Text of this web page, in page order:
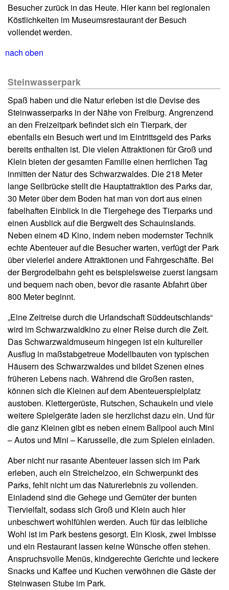
Besucher zurück in das Heute. Hier kann bei regionalen
Köstlichkeiten im Museumsrestaurant der Besuch
vollendet werden.
nach oben
Steinwasserpark
Spaß haben und die Natur erleben ist die Devise des
Steinwasserparks in der Nähe von Freiburg. Angrenzend
an den Freizeitpark befindet sich ein Tierpark, der
ebenfalls ein Besuch wert und im Eintrittsgeld des Parks
bereits enthalten ist. Die vielen Attraktionen für Groß und
Klein bieten der gesamten Familie einen herrlichen Tag
inmitten der Natur des Schwarzwaldes. Die 218 Meter
lange Seilbrücke stellt die Hauptattraktion des Parks dar,
30 Meter über dem Boden hat man von dort aus einen
fabelhaften Einblick in die Tiergehege des Tierparks und
einen Ausblick auf die Bergwelt des Schauinslands.
Neben einem 4D Kino, indem neben modernster Technik
echte Abenteuer auf die Besucher warten, verfügt der Park
über vielerlei andere Attraktionen und Fahrgeschäfte. Bei
der Bergrodelbahn geht es beispielsweise zuerst langsam
und bequem nach oben, bevor die rasante Abfahrt über
800 Meter beginnt.
„Eine Zeitreise durch die Urlandschaft Süddeutschlands“
wird im Schwarzwaldkino zu einer Reise durch die Zeit.
Das Schwarzwaldmuseum hingegen ist ein kultureller
Ausflug in maßstabgetreue Modellbauten von typischen
Häusern des Schwarzwaldes und bildet Szenen eines
früheren Lebens nach. Während die Großen rasten,
können sich die Kleinen auf dem Abenteuerspielplatz
austoben. Klettergerüste, Rutschen, Schaukeln und viele
weitere Spielgeräte laden sie herzlichst dazu ein. Und für
die ganz Kleinen gibt es neben einem Ballpool auch Mini
– Autos und Mini – Karusselle, die zum Spielen einladen.
Aber nicht nur rasante Abenteuer lassen sich im Park
erleben, auch ein Streichelzoo, ein Schwerpunkt des
Parks, fehlt nicht um das Naturerlebnis zu vollenden.
Einladend sind die Gehege und Gemüter der bunten
Tiervielfalt, sodass sich Groß und Klein auch hier
unbeschwert wohlfühlen werden. Auch für das leibliche
Wohl ist im Park bestens gesorgt. Ein Kiosk, zwei Imbisse
und ein Restaurant lassen keine Wünsche offen stehen.
Anspruchsvolle Menüs, kindgerechte Gerichte und leckere
Snacks und Kaffee und Kuchen verwöhnen die Gäste der
Steinwasen Stube im Park.